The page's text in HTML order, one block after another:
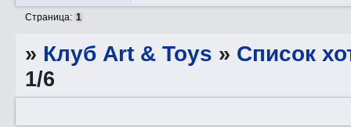
Страница: 1
» Клуб Art & Toys » Список
1/6